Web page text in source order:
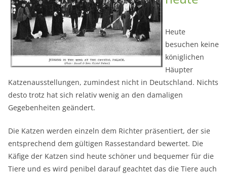
Heute
besuchen keine
königlichen
Häupter
Katzenausstellungen, zumindest nicht in Deutschland. Nichts
desto trotz hat sich relativ wenig an den damaligen
Gegebenheiten geändert.
Die Katzen werden einzeln dem Richter präsentiert, der sie
entsprechend dem gültigen Rassestandard bewertet. Die
Käfige der Katzen sind heute schöner und bequemer für die
Tiere und es wird penibel darauf geachtet das die Tiere auch